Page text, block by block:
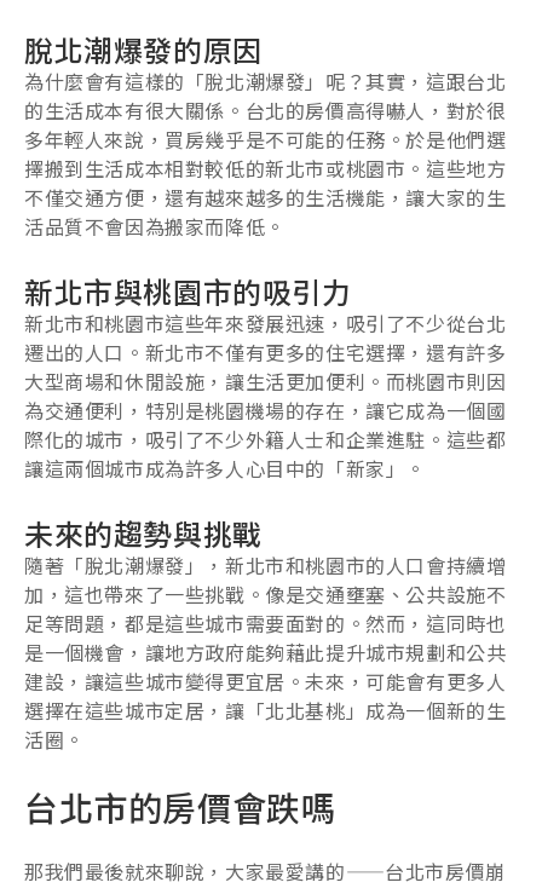
脫北潮爆發的原因
為什麼會有這樣的「脫北潮爆發」呢？其實，這跟台北
的生活成本有很大關係。台北的房價高得嚇人，對於很
多年輕人來說，買房幾乎是不可能的任務。於是他們選
擇搬到生活成本相對較低的新北市或桃園市。這些地方
不僅交通方便，還有越來越多的生活機能，讓大家的生
活品質不會因為搬家而降低。
新北市與桃園市的吸引力
新北市和桃園市這些年來發展迅速，吸引了不少從台北
遷出的人口。新北市不僅有更多的住宅選擇，還有許多
大型商場和休閒設施，讓生活更加便利。而桃園市則因
為交通便利，特別是桃園機場的存在，讓它成為一個國
際化的城市，吸引了不少外籍人士和企業進駐。這些都
讓這兩個城市成為許多人心目中的「新家」。
未來的趨勢與挑戰
隨著「脫北潮爆發」，新北市和桃園市的人口會持續增
加，這也帶來了一些挑戰。像是交通壅塞、公共設施不
足等問題，都是這些城市需要面對的。然而，這同時也
是一個機會，讓地方政府能夠藉此提升城市規劃和公共
建設，讓這些城市變得更宜居。未來，可能會有更多人
選擇在這些城市定居，讓「北北基桃」成為一個新的生
活圈。
台北市的房價會跌嗎
那我們最後就來聊說，大家最愛講的——台北市房價崩